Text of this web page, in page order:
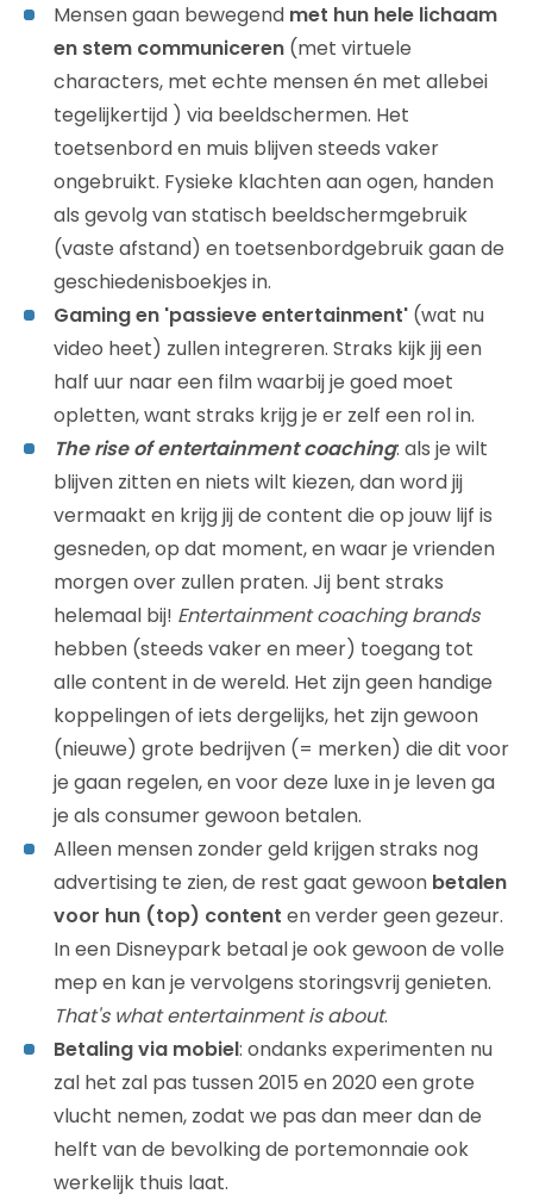
Mensen gaan bewegend met hun hele lichaam
en stem communiceren (met virtuele
characters, met echte mensen én met allebei
tegelijkertijd ) via beeldschermen. Het
toetsenbord en muis blijven steeds vaker
ongebruikt. Fysieke klachten aan ogen, handen
als gevolg van statisch beeldschermgebruik
(vaste afstand) en toetsenbordgebruik gaan de
geschiedenisboekjes in.
Gaming en 'passieve entertainment' (wat nu
video heet) zullen integreren. Straks kijk jij een
half uur naar een film waarbij je goed moet
opletten, want straks krijg je er zelf een rol in.
The rise of entertainment coaching: als je wilt
blijven zitten en niets wilt kiezen, dan word jij
vermaakt en krijg jij de content die op jouw lijf is
gesneden, op dat moment, en waar je vrienden
morgen over zullen praten. Jij bent straks
helemaal bij! Entertainment coaching brands
hebben (steeds vaker en meer) toegang tot
alle content in de wereld. Het zijn geen handige
koppelingen of iets dergelijks, het zijn gewoon
(nieuwe) grote bedrijven (= merken) die dit voor
je gaan regelen, en voor deze luxe in je leven ga
je als consumer gewoon betalen.
Alleen mensen zonder geld krijgen straks nog
advertising te zien, de rest gaat gewoon betalen
voor hun (top) content en verder geen gezeur.
In een Disneypark betaal je ook gewoon de volle
mep en kan je vervolgens storingsvrij genieten.
That's what entertainment is about.
Betaling via mobiel: ondanks experimenten nu
zal het zal pas tussen 2015 en 2020 een grote
vlucht nemen, zodat we pas dan meer dan de
helft van de bevolking de portemonnaie ook
werkelijk thuis laat.